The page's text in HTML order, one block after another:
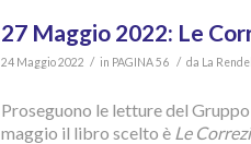
27 Maggio 2022: Le
24 Maggio 2022 / in PAGINA 56 / da La
Proseguono le letture del
maggio il libro scelto è Le